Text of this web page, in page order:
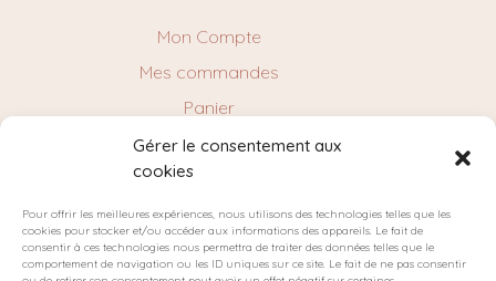
Gérer le consentement aux
cookies
Pour offrir les meilleures expériences, nous utilisons des technologies telles que les
cookies pour stocker et/ou accéder aux informations des appareils. Le fait de
consentir à ces technologies nous permettra de traiter des données telles que le
comportement de navigation ou les ID uniques sur ce site. Le fait de ne pas consentir
Mon Compte
Mes commandes
Panier
NEWSLETTER